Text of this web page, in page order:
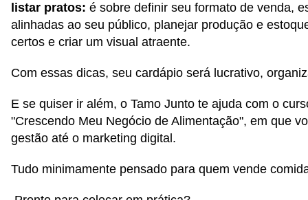
listar pratos: é sobre definir seu formato de venda,
alinhadas ao seu público, planejar produção e
certos e criar um visual atraente.
Com essas dicas, seu cardápio será lucrativo,
E se quiser ir além, o Tamo Junto te ajuda com o
"Crescendo Meu Negócio de Alimentação", em que
gestão até o marketing digital.
Tudo minimamente pensado para quem vende